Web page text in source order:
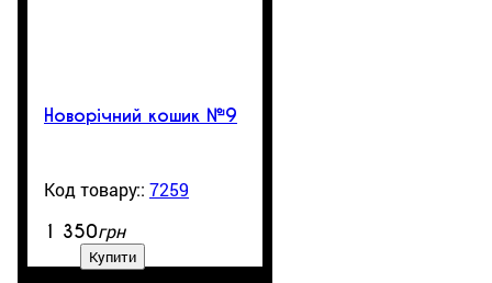
Новорічний кошик №9
7259
1 350грн
Купити